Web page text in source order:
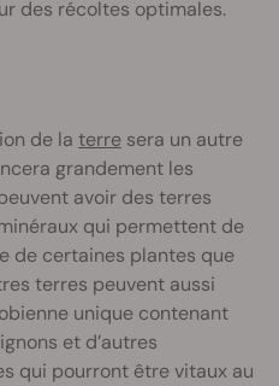
des récoltes optimales.
de la terre sera un autre
grandement les
avoir des terres
qui permettent de
de certaines plantes que
terres peuvent aussi
unique contenant
et d’autres
qui pourront être vitaux au